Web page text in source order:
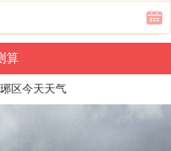
区今天天气